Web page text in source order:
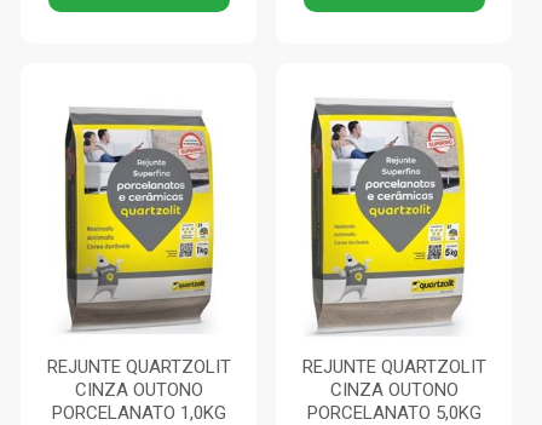
REJUNTE QUARTZOLIT
CINZA OUTONO
PORCELANATO 1,0KG
REJUNTE QUARTZOLIT
CINZA OUTONO
PORCELANATO 5,0KG